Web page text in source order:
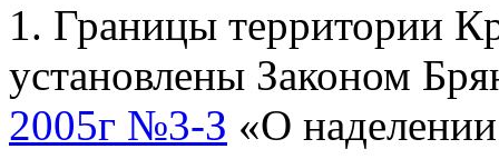
1. Границы территории
установлены Законом
2005г №3-З «О